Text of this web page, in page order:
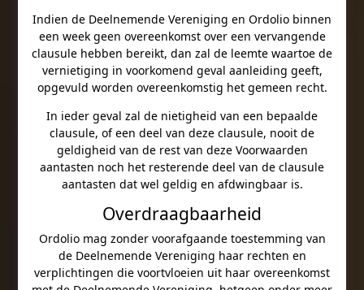
Indien de Deelnemende Vereniging en Ordolio binnen
een week geen overeenkomst over een vervangende
clausule hebben bereikt, dan zal de leemte waartoe de
vernietiging in voorkomend geval aanleiding geeft,
opgevuld worden overeenkomstig het gemeen recht.
In ieder geval zal de nietigheid van een bepaalde
clausule, of een deel van deze clausule, nooit de
geldigheid van de rest van deze Voorwaarden
aantasten noch het resterende deel van de clausule
aantasten dat wel geldig en afdwingbaar is.
Overdraagbaarheid
Ordolio mag zonder voorafgaande toestemming van
de Deelnemende Vereniging haar rechten en
verplichtingen die voortvloeien uit haar overeenkomst